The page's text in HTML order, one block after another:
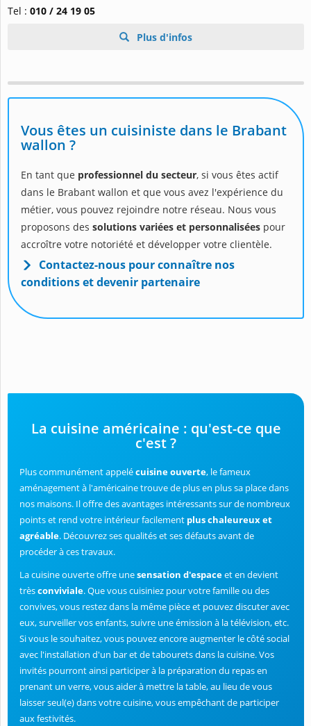
Tel : 010 / 24 19 05
Plus d'infos
Vous êtes un cuisiniste dans le Brabant
wallon ?
En tant que professionnel du secteur, si vous êtes actif
dans le Brabant wallon et que vous avez l'expérience du
métier, vous pouvez rejoindre notre réseau. Nous vous
proposons des solutions variées et personnalisées pour
accroître votre notoriété et développer votre clientèle.
Contactez-nous pour connaître nos
conditions et devenir partenaire
La cuisine américaine : qu'est-ce que
c'est ?
Plus communément appelécuisine ouverte, le fameux
aménagement à l'américaine trouve de plus en plus sa place dans
nos maisons. Il offre des avantages intéressants sur de nombreux
points et rend votre intérieur facilement plus chaleureux et
agréable. Découvrez ses qualités et ses défauts avant de
procéder à ces travaux.
La cuisine ouverte offre unesensation d'espaceet en devient
trèsconviviale. Que vous cuisiniez pour votre famille ou des
convives, vous restez dans la même pièce et pouvez discuter avec
eux, surveiller vos enfants, suivre une émission à la télévision, etc.
Si vous le souhaitez, vous pouvez encore augmenter le côté social
avec l'installation d'un bar et de tabourets dans la cuisine. Vos
invités pourront ainsi participer à la préparation du repas en
prenant un verre, vous aider à mettre la table, au lieu de vous
laisser seul(e) dans votre cuisine, vous empêchant de participer
aux festivités.